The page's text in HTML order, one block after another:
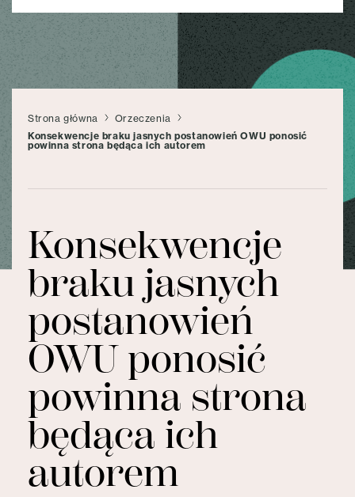
Strona główna
Orzeczenia
Konsekwencje braku jasnych postanowień OWU ponosić
powinna strona będąca ich autorem
Konsekwencje
braku jasnych
postanowień
OWU ponosić
powinna strona
będąca ich
autorem